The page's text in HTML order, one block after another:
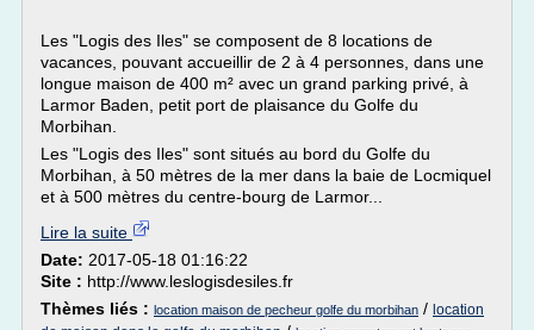
Les "Logis des Iles" se composent de 8 locations de
vacances, pouvant accueillir de 2 à 4 personnes, dans une
longue maison de 400 m² avec un grand parking privé, à
Larmor Baden, petit port de plaisance du Golfe du
Morbihan.
Les "Logis des Iles" sont situés au bord du Golfe du
Morbihan, à 50 mètres de la mer dans la baie de Locmiquel
et à 500 mètres du centre-bourg de Larmor...
Lire la suite
Date: 2017-05-18 01:16:22
Site : http://www.leslogisdesiles.fr
Thèmes liés : location maison de pecheur golfe du morbihan / location